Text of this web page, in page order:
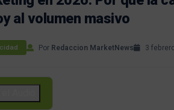
al volumen masivo
Por Redaccion MarketNews 3